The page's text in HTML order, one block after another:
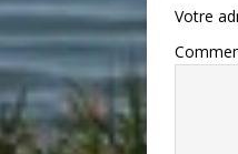
Votre